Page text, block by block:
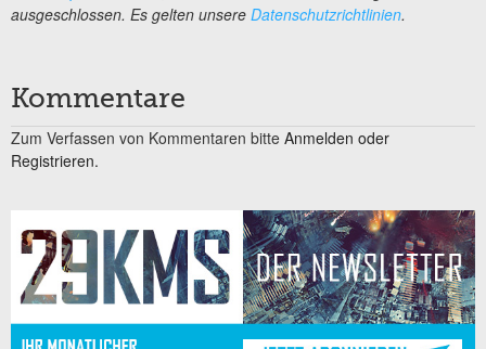
ausgeschlossen. Es gelten unsere Datenschutzrichtlinien.
Kommentare
Zum Verfassen von Kommentaren bitte Anmelden oder
Registrieren.